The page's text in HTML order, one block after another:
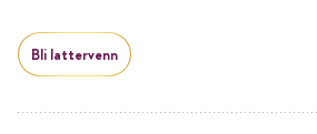
Bli lattervenn